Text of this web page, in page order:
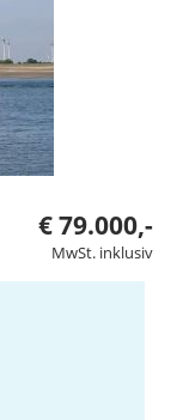
€ 79.000,-
MwSt. inklusiv